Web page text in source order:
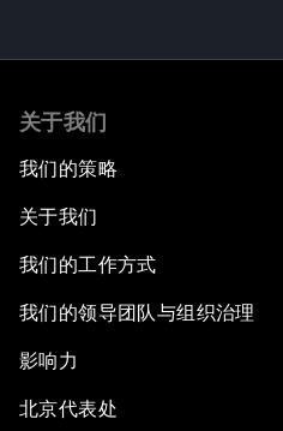
关于我们
我们的策略
关于我们
我们的工作方式
我们的领导团队与组织治理
影响力
北京代表处